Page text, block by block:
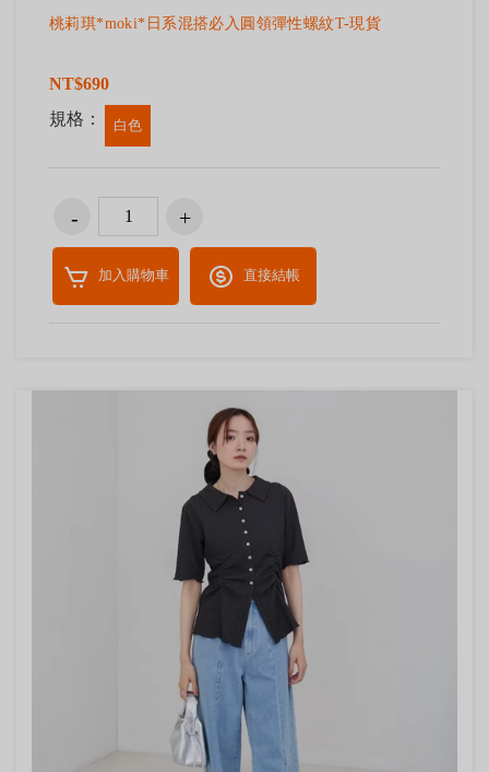
桃莉琪*moki*日系混搭必入圓領彈性螺紋T-現貨
NT$690
規格：
白色
加入購物車 直接結帳